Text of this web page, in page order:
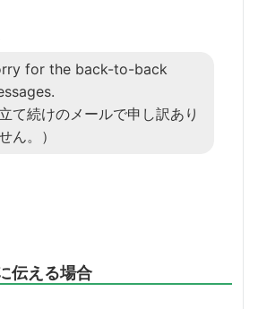
for the back-to-back
立て続けのメールで申し訳あり
ん。）
伝える場合